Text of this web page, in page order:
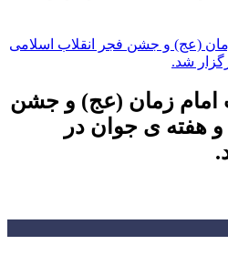
زمان (عج) و جشن
هفته ی جوان در